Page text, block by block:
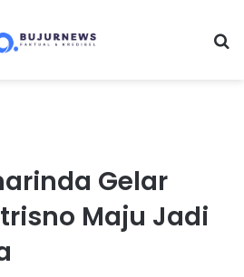
Gelar
Maju Jadi